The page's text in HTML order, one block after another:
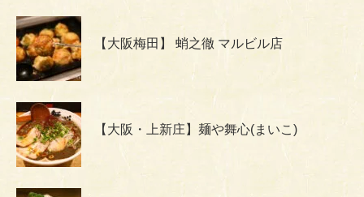
【大阪梅田】 蛸之徹 マルビル店
【大阪・上新庄】麺や舞心(まいこ)